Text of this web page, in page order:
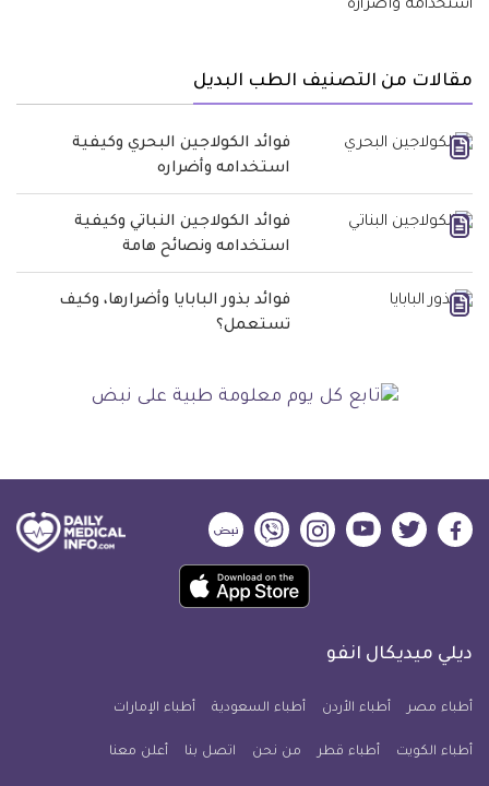
مقالات من التصنيف الطب البديل
فوائد الكولاجين البحري وكيفية
استخدامه وأضراره
فوائد الكولاجين النباتي وكيفية
استخدامه ونصائح هامة
فوائد بذور البابايا وأضرارها، وكيف
تستعمل؟
ديلي
فيسبوك
ديلي
تويتر
ديلي
ميديكال
يوتيوب
ديلي
ميديكال
انفو
ديلي
ميديكال
انفو
ديلي
ميديكال
انفو
حمل
تطبيق
معلومة
للآيفون
ديلي ميديكال انفو
أطباء مصر أطباء الأردن أطباء السعودية أطباء الإمارات
أطباء الكويت أطباء قطر من نحن اتصل بنا أعلن معنا